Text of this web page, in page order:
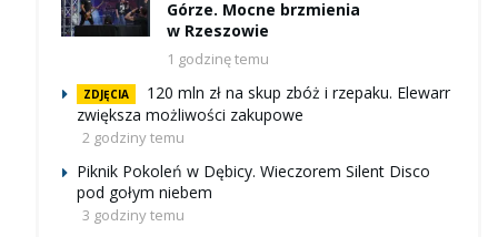
Górze. Mocne brzmienia
w Rzeszowie
1 godzinę temu
ZDJĘCIA
120 mln zł na skup zbóż i rzepaku. Elewarr
zwiększa możliwości zakupowe
2 godziny temu
Piknik Pokoleń w Dębicy. Wieczorem Silent Disco
pod gołym niebem
3 godziny temu